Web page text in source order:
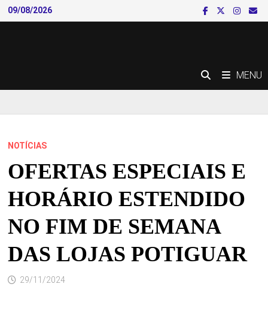
Skip
to
09/08/2026
MENU
NOTÍCIAS
OFERTAS ESPECIAIS E
HORÁRIO ESTENDIDO
NO FIM DE SEMANA
DAS LOJAS POTIGUAR
29/11/2024